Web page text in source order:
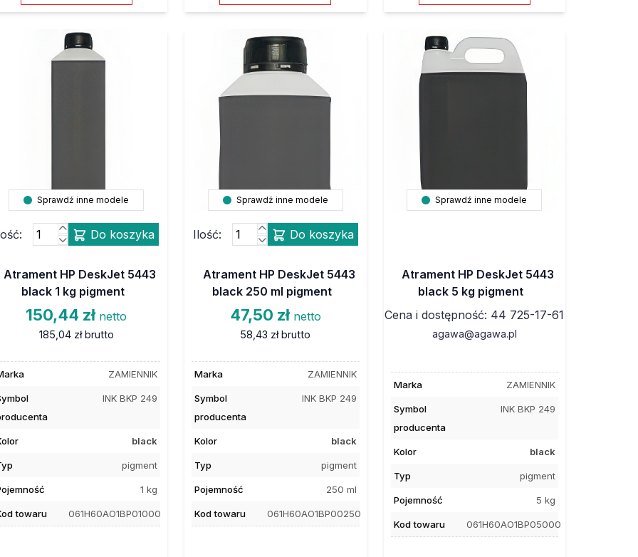
Sprawdź inne modele
Do koszyka
Atrament HP DeskJet 5443
black 1 kg pigment
150,44 zł netto
185,04 zł brutto
ZAMIENNIK
INK BKP 249
black
pigment
1 kg
towaru 061H60AO1BP01000
Sprawdź inne modele
Ilość: Do koszyka
Atrament HP DeskJet 5443
black 250 ml pigment
47,50 zł netto
58,43 zł brutto
Marka ZAMIENNIK
Symbol
producenta
INK BKP 249
Kolor black
Typ pigment
Pojemność 250 ml
Kod towaru 061H60AO1BP00250
Sprawdź inne modele
Atrament HP DeskJet 5443
black 5 kg pigment
Cena i dostępność: 44 725-17-61
agawa@agawa.pl
Marka ZAMIENNIK
Symbol
producenta
INK BKP 249
Kolor black
Typ pigment
Pojemność 5 kg
Kod towaru 061H60AO1BP05000